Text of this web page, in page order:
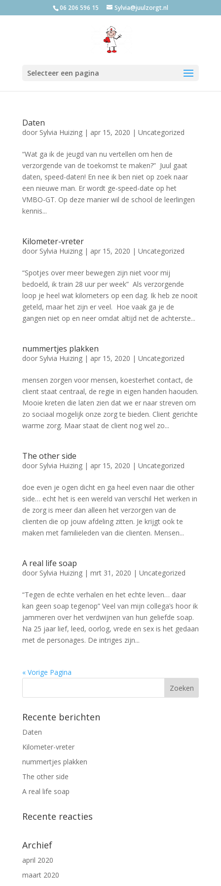
06 206 596 15 Sylvia@juulzorgt.nl
Selecteer een pagina
Daten
door Sylvia Huizing| apr 15, 2020 | Uncategorized
“Wat ga ik de jeugd van nu vertellen om hen de
verzorgende van de toekomst te maken?” Juul gaat
daten, speed-daten! En nee ik ben niet op zoek naar
een nieuwe man. Er wordt ge-speed-date op het
VMBO-GT. Op deze manier wil de school de leerlingen
kennis...
Kilometer-vreter
door Sylvia Huizing| apr 15, 2020 | Uncategorized
“Spotjes over meer bewegen zijn niet voor mij
bedoeld, ik train 28 uur per week” Als verzorgende
loop je heel wat kilometers op een dag. Ik heb ze nooit
geteld, maar het zijn er veel. Hoe vaak ga je de
gangen niet op en neer omdat altijd net de achterste...
nummertjes plakken
door Sylvia Huizing| apr 15, 2020 | Uncategorized
mensen zorgen voor mensen, koesterhet contact, de
client staat centraal, de regie in eigen handen haouden.
Mooie kreten die laten zien dat we er naar streven om
zo sociaal mogelijk onze zorg te bieden. Client gerichte
warme zorg. Maar staat de client nog wel zo...
The other side
door Sylvia Huizing| apr 15, 2020 | Uncategorized
doe even je ogen dicht en ga heel even naar die other
side… echt het is een wereld van verschil Het werken in
de zorg is meer dan alleen het verzorgen van de
clienten die op jouw afdeling zitten. Je krijgt ook te
maken met familieleden van die clienten. Mensen...
A real life soap
door Sylvia Huizing| mrt 31, 2020 | Uncategorized
“Tegen de echte verhalen en het echte leven… daar
kan geen soap tegenop” Veel van mijn collega’s hoor ik
jammeren over het verdwijnen van hun geliefde soap.
Na 25 jaar lief, leed, oorlog, vrede en sex is het gedaan
met de personages. De intriges zijn...
« Vorige Pagina
Recente berichten
Daten
Kilometer-vreter
nummertjes plakken
The other side
A real life soap
Recente reacties
Archief
april 2020
maart 2020